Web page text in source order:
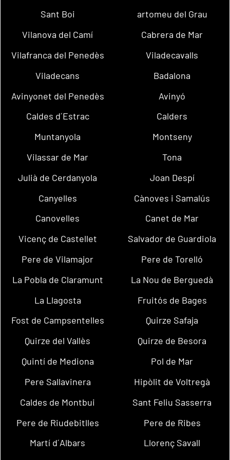
Sant Boi
artomeu del Grau
Vilanova del Camí
Cabrera de Mar
Vilafranca del Penedès
Viladecavalls
Viladecans
Badalona
Avinyonet del Penedès
Avinyó
Caldes d´Estrac
Calders
Muntanyola
Montseny
Vilassar de Mar
Tona
Julià de Cerdanyola
Joan Despí
Canyelles
Cànoves i Samalús
Canovelles
Canet de Mar
Vicenç de Castellet
Salvador de Guardiola
Pere de Vilamajor
Pere de Torelló
La Pobla de Claramunt
La Nou de Berguedà
La Llagosta
Fruitós de Bages
Fost de Campsentelles
Quirze Safaja
Quirze del Vallès
Quirze de Besora
Quintí de Mediona
Pol de Mar
Pere Sallavinera
Hipòlit de Voltregà
Caldes de Montbui
Sant Feliu Sasserra
Pere de Riudebitlles
Pere de Ribes
Martí d´Albars
Llorenç Savall